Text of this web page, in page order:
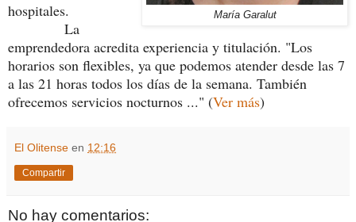
María Garalut
hospitales.
La
emprendedora acredita experiencia y titulación. "Los
horarios son flexibles, ya que podemos atender desde las 7
a las 21 horas todos los días de la semana. También
ofrecemos servicios nocturnos ..." (Ver más)
El Olitense en 12:16
Compartir
No hay comentarios: